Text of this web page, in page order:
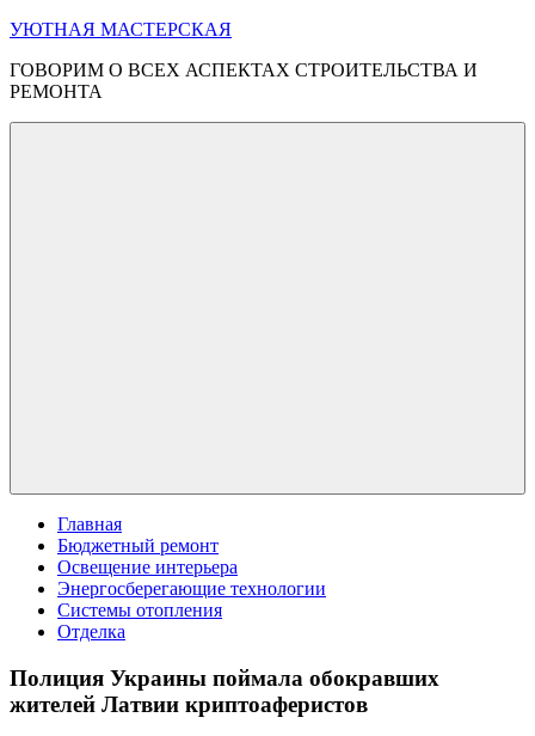
Перейти
содержимому
УЮТНАЯ МАСТЕРСКАЯ
ГОВОРИМ О ВСЕХ АСПЕКТАХ СТРОИТЕЛЬСТВА И
РЕМОНТА
Главная
Бюджетный ремонт
Освещение интерьера
Энергосберегающие технологии
Системы отопления
Отделка
Полиция Украины поймала обокравших
жителей Латвии криптоаферистов